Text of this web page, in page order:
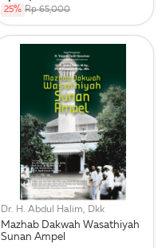
25% Rp 65,000
Dr. H. Abdul Halim, Dkk
Mazhab Dakwah Wasathiyah
Sunan Ampel